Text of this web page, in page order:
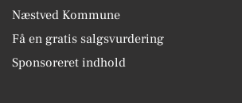
Næstved Kommune
Få en gratis salgsvurdering
Sponsoreret indhold